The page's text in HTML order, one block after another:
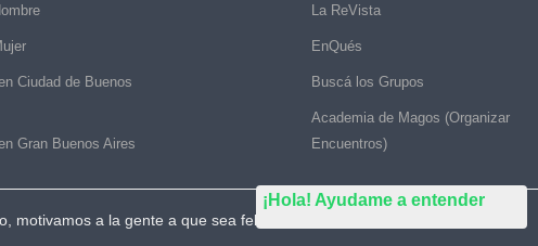
¡Hola! Ayudame a entender
Ciudad de Buenos
Gran Buenos Aires
La ReVista
EnQués
Buscá los Grupos
Academia de Magos (Organizar
Encuentros)
motivamos a la gente a que sea feliz."